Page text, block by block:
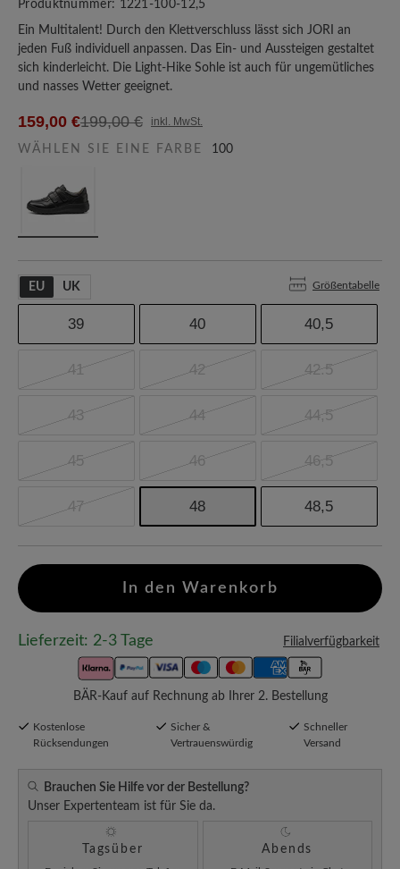
Produktnummer: 1221-100-12,5
Ein Multitalent! Durch den Klettverschluss lässt sich JORI an
jeden Fuß individuell anpassen. Das Ein- und Aussteigen gestaltet
sich kinderleicht. Die Light-Hike Sohle ist auch für ungemütliches
und nasses Wetter geeignet.
159,00 €199,00 € inkl. MwSt.
WÄHLEN SIE EINE FARBE 100
EU UK Größentabelle
39 40 40,5
41 42 42.5
43 44 44,5
45 46 46,5
47 48 48,5
In den Warenkorb
Lieferzeit: 2-3 Tage Filialverfügbarkeit
BÄR-Kauf auf Rechnung ab Ihrer 2. Bestellung
Kostenlose
Rücksendungen
Sicher &
Vertrauenswürdig
Schneller
Versand
Brauchen Sie Hilfe vor der Bestellung?
Unser Expertenteam ist für Sie da.
Tagsüber Abends